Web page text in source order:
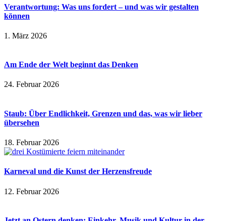
Verantwortung: Was uns fordert – und was wir gestalten
können
1. März 2026
Am Ende der Welt beginnt das Denken
24. Februar 2026
Staub: Über Endlichkeit, Grenzen und das, was wir lieber
übersehen
18. Februar 2026
Karneval und die Kunst der Herzensfreude
12. Februar 2026